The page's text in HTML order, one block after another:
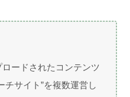
ードされたコンテンツ
チサイト”を複数運営し